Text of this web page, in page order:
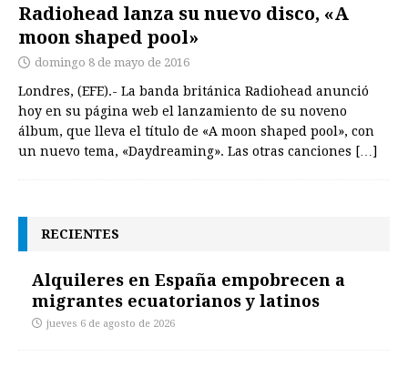
Radiohead lanza su nuevo disco, «A
moon shaped pool»
domingo 8 de mayo de 2016
Londres, (EFE).- La banda británica Radiohead anunció
hoy en su página web el lanzamiento de su noveno
álbum, que lleva el título de «A moon shaped pool», con
un nuevo tema, «Daydreaming». Las otras canciones […]
RECIENTES
Alquileres en España empobrecen a
migrantes ecuatorianos y latinos
jueves 6 de agosto de 2026